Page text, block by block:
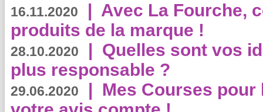
16.11.2020 | Avec La Fourche,
produits de la marque !
28.10.2020 | Quelles sont vos
plus responsable ?
29.06.2020 | Mes Courses pour